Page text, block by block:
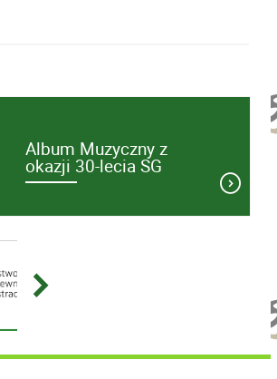
Album Muzyczny z
okazji 30-lecia SG